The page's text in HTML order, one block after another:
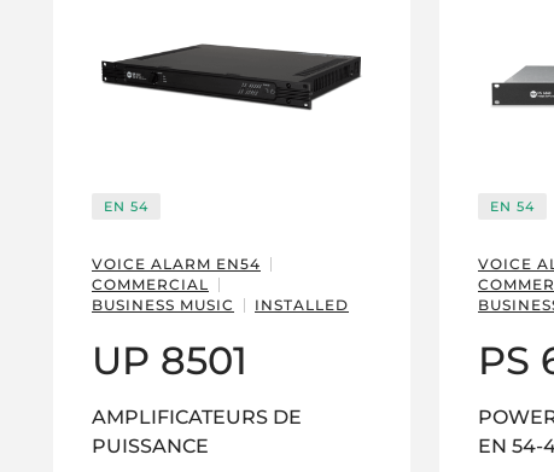
EN 54
VOICE ALARM EN54
COMMERCIAL
BUSINESS MUSIC
INSTALLED
UP 8501
AMPLIFICATEURS DE
PUISSANCE
EN 54
VOICE
PS
EN 54-